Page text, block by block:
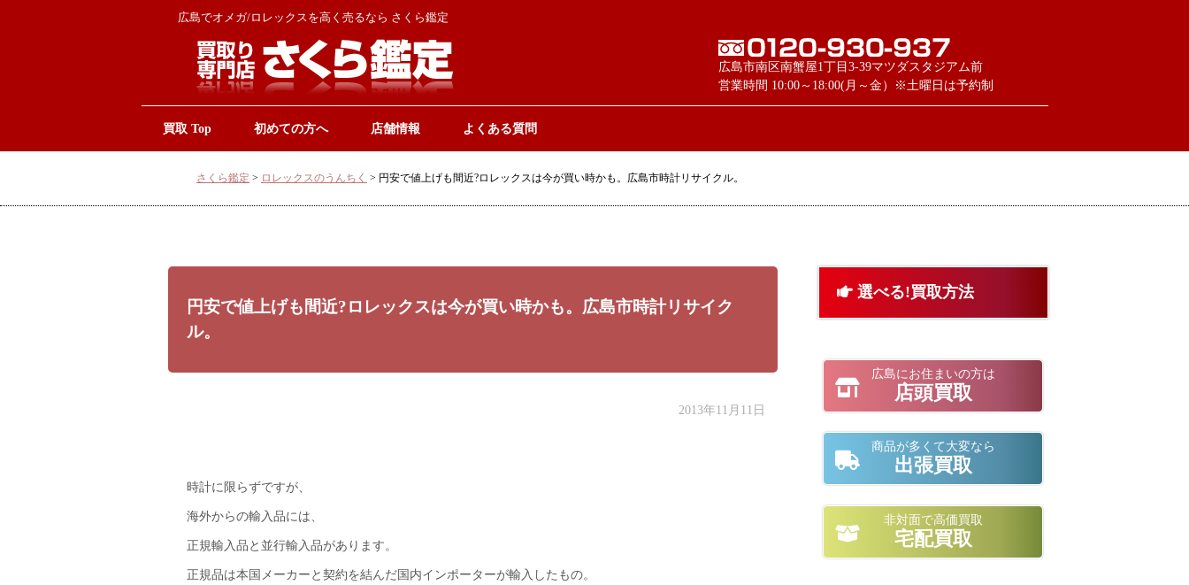
広島でオメガ/ロレックスを高く売るなら さくら鑑定
広島市南区南蟹屋1丁目3-39マツダスタジアム前
営業時間 10:00～18:00(月～金）※土曜日は予約制
買取 Top 初めての方へ 店舗情報 よくある質問
さくら鑑定 > ロレックスのうんちく > 円安で値上げも間近?ロレックスは今が買い時かも。広島市時計リサイクル。
円安で値上げも間近?ロレックスは今が買い時かも。広島市時計リサイク
ル。
2013年11月11日
時計に限らずですが、
海外からの輸入品には、
正規輸入品と並行輸入品があります。
正規品は本国メーカーと契約を結んだ国内インポーターが輸入したもの。
選べる!買取方法
広島にお住まいの方は
店頭買取
商品が多くて大変なら
出張買取
非対面で高価買取
宅配買取